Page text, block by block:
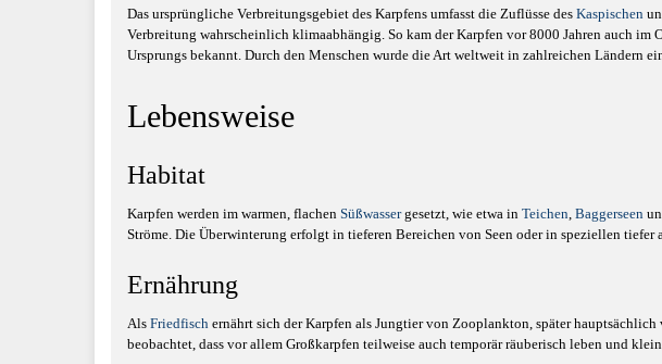
Das ursprüngliche Verbreitungsgebiet des Karpfens umfasst die Zuflüsse des Kaspischen
Verbreitung wahrscheinlich klimaabhängig. So kam der Karpfen vor 8000 Jahren auch im
Ursprungs bekannt. Durch den Menschen wurde die Art weltweit in zahlreichen Ländern
Lebensweise
Habitat
Karpfen werden im warmen, flachen Süßwassergesetzt, wie etwa in Teichen, Baggerseen
Ströme. Die Überwinterung erfolgt in tieferen Bereichen von Seen oder in speziellen
Ernährung
Als Friedfisch ernährt sich der Karpfen als Jungtier von Zooplankton, später
beobachtet, dass vor allem Großkarpfen teilweise auch temporär räuberisch leben und